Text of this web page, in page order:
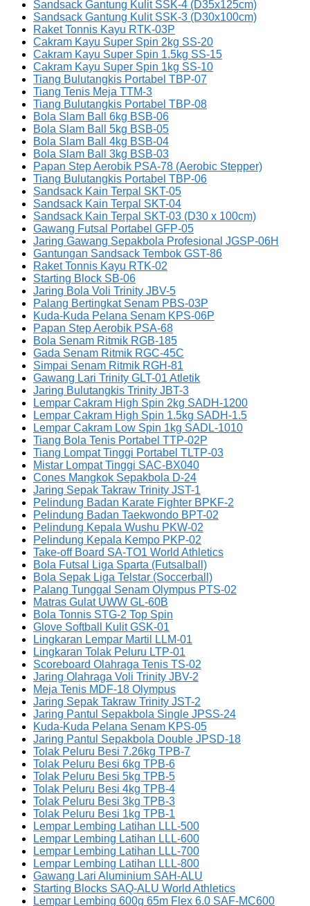
Sandsack Gantung Kulit SSK-4 (D35x125cm)
Sandsack Gantung Kulit SSK-3 (D30x100cm)
Raket Tonnis Kayu RTK-03P
Cakram Kayu Super Spin 2kg SS-20
Cakram Kayu Super Spin 1.5kg SS-15
Cakram Kayu Super Spin 1kg SS-10
Tiang Bulutangkis Portabel TBP-07
Tiang Tenis Meja TTM-3
Tiang Bulutangkis Portabel TBP-08
Bola Slam Ball 6kg BSB-06
Bola Slam Ball 5kg BSB-05
Bola Slam Ball 4kg BSB-04
Bola Slam Ball 3kg BSB-03
Papan Step Aerobik PSA-78 (Aerobic Stepper)
Tiang Bulutangkis Portabel TBP-06
Sandsack Kain Terpal SKT-05
Sandsack Kain Terpal SKT-04
Sandsack Kain Terpal SKT-03 (D30 x 100cm)
Gawang Futsal Portabel GFP-05
Jaring Gawang Sepakbola Profesional JGSP-06H
Gantungan Sandsack Tembok GST-86
Raket Tonnis Kayu RTK-02
Starting Block SB-06
Jaring Bola Voli Trinity JBV-5
Palang Bertingkat Senam PBS-03P
Kuda-Kuda Pelana Senam KPS-06P
Papan Step Aerobik PSA-68
Bola Senam Ritmik RGB-185
Gada Senam Ritmik RGC-45C
Simpai Senam Ritmik RGH-81
Gawang Lari Trinity GLT-01 Atletik
Jaring Bulutangkis Trinity JBT-3
Lempar Cakram High Spin 2kg SADH-1200
Lempar Cakram High Spin 1.5kg SADH-1.5
Lempar Cakram Low Spin 1kg SADL-1010
Tiang Bola Tenis Portabel TTP-02P
Tiang Lompat Tinggi Portabel TLTP-03
Mistar Lompat Tinggi SAC-BX040
Cones Mangkok Sepakbola D-24
Jaring Sepak Takraw Trinity JST-1
Pelindung Badan Karate Fighter BPKF-2
Pelindung Badan Taekwondo BPT-02
Pelindung Kepala Wushu PKW-02
Pelindung Kepala Kempo PKP-02
Take-off Board SA-TO1 World Athletics
Bola Futsal Liga Sparta (Futsalball)
Bola Sepak Liga Telstar (Soccerball)
Palang Tunggal Senam Olympus PTS-02
Matras Gulat UWW GL-60B
Bola Tonnis STG-2 Top Spin
Glove Softball Kulit GSK-01
Lingkaran Lempar Martil LLM-01
Lingkaran Tolak Peluru LTP-01
Scoreboard Olahraga Tenis TS-02
Jaring Olahraga Voli Trinity JBV-2
Meja Tenis MDF-18 Olympus
Jaring Sepak Takraw Trinity JST-2
Jaring Pantul Sepakbola Single JPSS-24
Kuda-Kuda Pelana Senam KPS-05
Jaring Pantul Sepakbola Double JPSD-18
Tolak Peluru Besi 7.26kg TPB-7
Tolak Peluru Besi 6kg TPB-6
Tolak Peluru Besi 5kg TPB-5
Tolak Peluru Besi 4kg TPB-4
Tolak Peluru Besi 3kg TPB-3
Tolak Peluru Besi 1kg TPB-1
Lempar Lembing Latihan LLL-500
Lempar Lembing Latihan LLL-600
Lempar Lembing Latihan LLL-700
Lempar Lembing Latihan LLL-800
Gawang Lari Aluminium SAH-ALU
Starting Blocks SAQ-ALU World Athletics
Lempar Lembing 600g 65m Flex 6.0 SAF-MC600